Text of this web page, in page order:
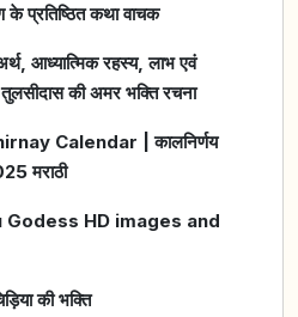
के प्रतिष्ठित कथा वाचक
आध्यात्मिक रहस्य, लाभ एवं
तुलसीदास की अमर भक्ति रचना
Calendar | कालनिर्णय
मराठी
HD images and
की भक्ति